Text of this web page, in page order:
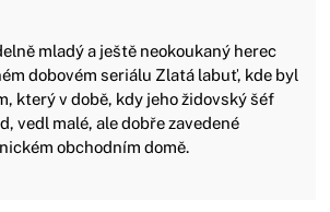
mladý a ještě neokoukaný herec
dobovém seriálu Zlatá labuť, kde byl
který v době, kdy jeho židovský šéf
vedl malé, ale dobře zavedené
obchodním domě.